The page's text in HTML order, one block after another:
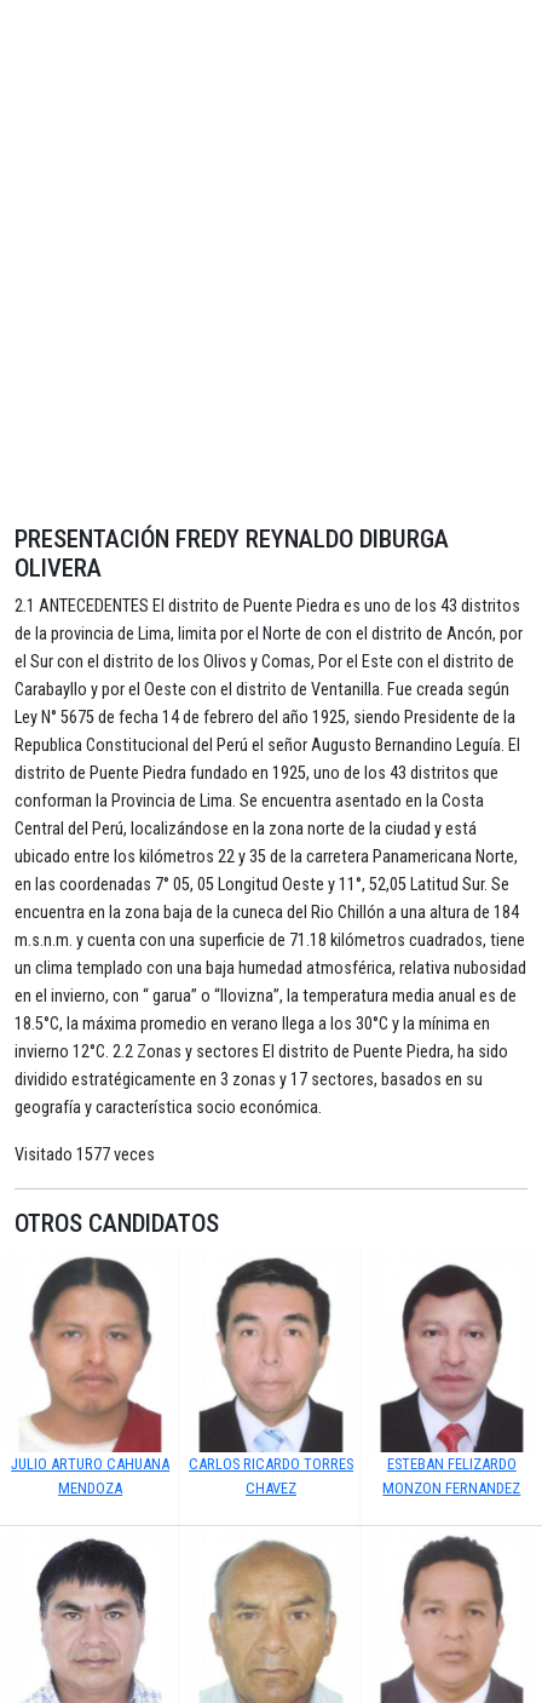
PRESENTACIÓN FREDY REYNALDO DIBURGA
OLIVERA
2.1 ANTECEDENTES El distrito de Puente Piedra es uno de los 43 distritos
de la provincia de Lima, limita por el Norte de con el distrito de Ancón, por
el Sur con el distrito de los Olivos y Comas, Por el Este con el distrito de
Carabayllo y por el Oeste con el distrito de Ventanilla. Fue creada según
Ley N° 5675 de fecha 14 de febrero del año 1925, siendo Presidente de la
Republica Constitucional del Perú el señor Augusto Bernandino Leguía. El
distrito de Puente Piedra fundado en 1925, uno de los 43 distritos que
conforman la Provincia de Lima. Se encuentra asentado en la Costa
Central del Perú, localizándose en la zona norte de la ciudad y está
ubicado entre los kilómetros 22 y 35 de la carretera Panamericana Norte,
en las coordenadas 7° 05, 05 Longitud Oeste y 11°, 52,05 Latitud Sur. Se
encuentra en la zona baja de la cuneca del Rio Chillón a una altura de 184
m.s.n.m. y cuenta con una superficie de 71.18 kilómetros cuadrados, tiene
un clima templado con una baja humedad atmosférica, relativa nubosidad
en el invierno, con “ garua” o “llovizna”, la temperatura media anual es de
18.5°C, la máxima promedio en verano llega a los 30°C y la mínima en
invierno 12°C. 2.2 Zonas y sectores El distrito de Puente Piedra, ha sido
dividido estratégicamente en 3 zonas y 17 sectores, basados en su
geografía y característica socio económica.
Visitado 1577 veces
OTROS CANDIDATOS
JULIO ARTURO CAHUANA
MENDOZA
CARLOS RICARDO TORRES
CHAVEZ
ESTEBAN FELIZARDO
MONZON FERNANDEZ